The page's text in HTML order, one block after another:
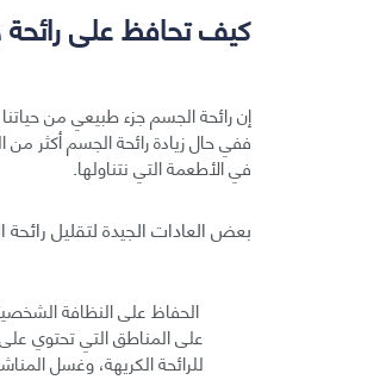
كيف تحافظ على
إن رائحة الجسم جزء طبيعي من
ففي حال زيادة رائحة الجسم أكثر
في الأطعمة التي نتناولها.
بعض العادات الجيدة لتقليل
الحفاظ على النظافة
على المناطق التي تحتوي
للرائحة الكريهة، وغسل